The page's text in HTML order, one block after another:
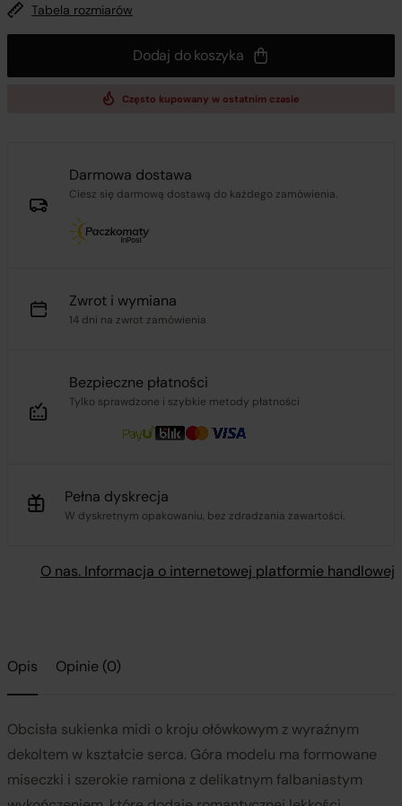
Tabela rozmiarów
Dodaj do koszyka
Często kupowany w ostatnim czasie
Darmowa dostawa
Ciesz się darmową dostawą do każdego zamówienia.
Zwrot i wymiana
14 dni na zwrot zamówienia
Bezpieczne płatności
Tylko sprawdzone i szybkie metody płatności
Pełna dyskrecja
W dyskretnym opakowaniu, bez zdradzania zawartości.
O nas. Informacja o internetowej platformie handlowej
Opis Opinie (0)
Obcisła sukienka midi o kroju ołówkowym z wyraźnym
dekoltem w kształcie serca. Góra modelu ma formowane
miseczki i szerokie ramiona z delikatnym falbaniastym